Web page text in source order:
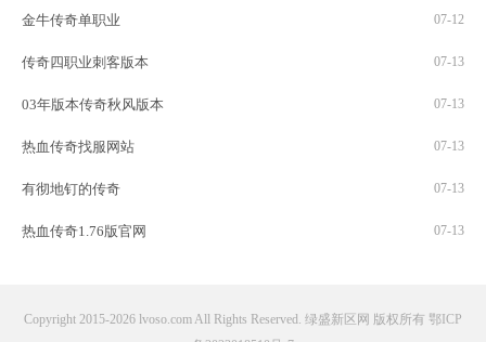
金牛传奇单职业 07-12
传奇四职业刺客版本 07-13
03年版本传奇秋风版本 07-13
热血传奇找服网站 07-13
有彻地钉的传奇 07-13
热血传奇1.76版官网 07-13
Copyright 2015-2026 lvoso.com All Rights Reserved. 绿盛新区网 版权所有 鄂ICP